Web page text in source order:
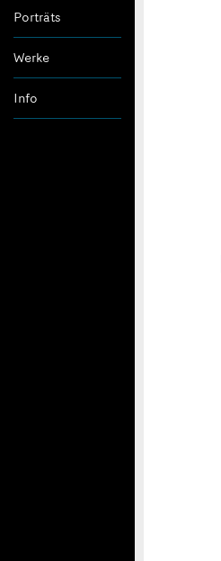
Porträts
Werke
Info